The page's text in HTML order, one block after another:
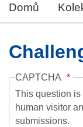
Domů
CAPTCHA
This question is
human visitor
submissions.